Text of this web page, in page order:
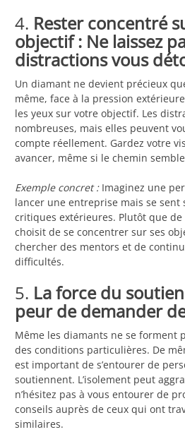
4. Rester concentré
objectif : Ne laissez
distractions vous
Un diamant ne devient précieux
même, face à la pression
les yeux sur votre objectif. Les
nombreuses, mais elles peuvent
compte réellement. Gardez votre
avancer, même si le chemin
Exemple concret :Imaginez une
lancer une entreprise mais se sent
critiques extérieures. Plutôt que
choisit de se concentrer sur ses
chercher des mentors et de
difficultés.
5. La force du soutien
peur de demander
Même les diamants ne se forment
des conditions particulières. De
est important de s’entourer de
soutiennent. L’isolement peut
n’hésitez pas à vous entourer de
conseils auprès de ceux qui ont
similaires.